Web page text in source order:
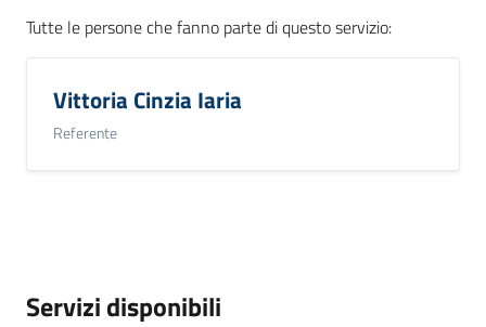
Tutte le persone che fanno parte di questo servizio:
Vittoria Cinzia Iaria
Referente
Servizi disponibili